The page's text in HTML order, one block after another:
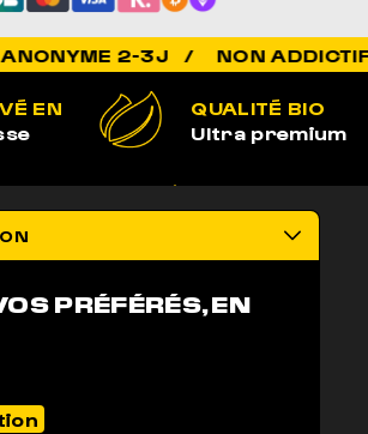
NON ADDICTIF / 100%
EN
QUALITÉ BIO
Ultra premium
anonyme 2-3j
PRÉFÉRÉS, EN